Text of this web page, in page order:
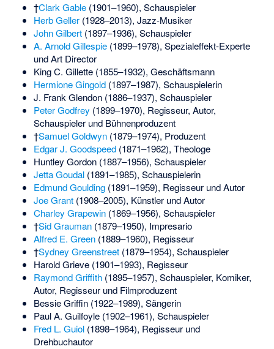
†Clark Gable(1901–1960), Schauspieler
Herb Geller(1928–2013), Jazz-Musiker
John Gilbert(1897–1936), Schauspieler
A. Arnold Gillespie(1899–1978), Spezialeffekt-Experte
und Art Director
King C. Gillette(1855–1932), Geschäftsmann
Hermione Gingold(1897–1987), Schauspielerin
J. Frank Glendon(1886–1937), Schauspieler
Peter Godfrey (1899–1970), Regisseur, Autor,
Schauspieler und Bühnenproduzent
†Samuel Goldwyn(1879–1974), Produzent
Edgar J. Goodspeed(1871–1962), Theologe
Huntley Gordon(1887–1956), Schauspieler
Jetta Goudal(1891–1985), Schauspielerin
Edmund Goulding(1891–1959), Regisseur und Autor
Joe Grant(1908–2005), Künstler und Autor
Charley Grapewin(1869–1956), Schauspieler
†Sid Grauman(1879–1950), Impresario
Alfred E. Green(1889–1960), Regisseur
†Sydney Greenstreet(1879–1954), Schauspieler
Harold Grieve(1901–1993), Regisseur
Raymond Griffith(1895–1957), Schauspieler, Komiker,
Autor, Regisseur und Filmproduzent
Bessie Griffin(1922–1989), Sängerin
Paul A. Guilfoyle(1902–1961), Schauspieler
Fred L. Guiol(1898–1964), Regisseur und
Drehbuchautor